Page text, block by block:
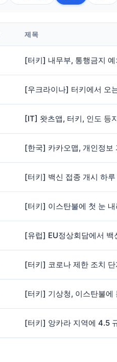
제목
[터키] 내무부, 통행금지
[우크라이나] 터키에서 오
[IT] 왓츠앱, 터키, 인도 등
[한국] 카카오맵, 개인정보
[터키] 백신 접종 개시 하
[터키] 이스탄불에 첫 눈 내
[유럽] EU정상회담에서 백
[터키] 코로나 제한 조치
[터키] 기상청, 이스탄불에
[터키] 앙카라 지역에 4.5